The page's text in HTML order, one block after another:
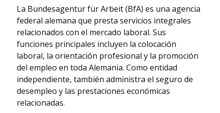
La Bundesagentur für Arbeit (BfA) es una agencia
federal alemana que presta servicios integrales
relacionados con el mercado laboral. Sus
funciones principales incluyen la colocación
laboral, la orientación profesional y la promoción
del empleo en toda Alemania. Como entidad
independiente, también administra el seguro de
desempleo y las prestaciones económicas
relacionadas.